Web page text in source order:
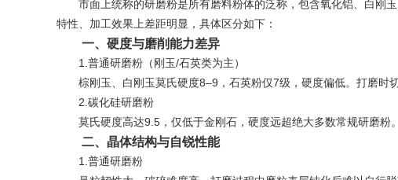
市面上统称的研磨粉是所有磨料粉体的泛称，包含氧化铝、白刚玉
特性、加工效果上差距明显，具体区分如下：
一、硬度与磨削能力差异
1.普通研磨粉（刚玉/石英类为主）
棕刚玉、白刚玉莫氏硬度8–9，石英粉仅7级，硬度偏低。打磨时切
2.碳化硅研磨粉
莫氏硬度高达9.5，仅低于金刚石，硬度远超绝大多数常规研磨粉
二、晶体结构与自锐性能
1.普通研磨粉